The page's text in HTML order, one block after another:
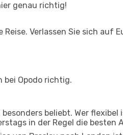
genau richtig!
Verlassen Sie sich auf
bei Opodo richtig.
beliebt. Wer flexibel
in der Regel die besten